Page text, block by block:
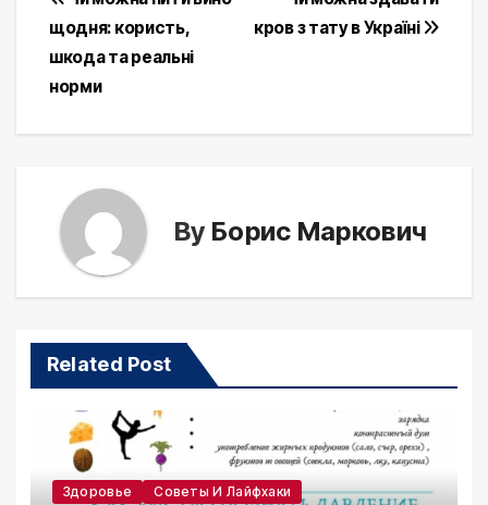
navigation
кров з тату в Україні
щодня: користь,
шкода та реальні
норми
By Борис Маркович
Related Post
Здоровье Советы И Лайфхаки